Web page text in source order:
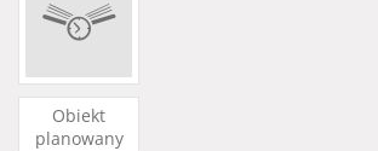
Obiekt
planowany